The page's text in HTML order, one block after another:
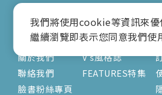
( 公休日詳見臉書粉專置頂文 )
關於
關於我們
聯絡我們
臉書粉絲專頁
文章
V's風格誌
FEATURES特集
我們將使用cookie等資訊來優
繼續瀏覽即表示您同意我們使